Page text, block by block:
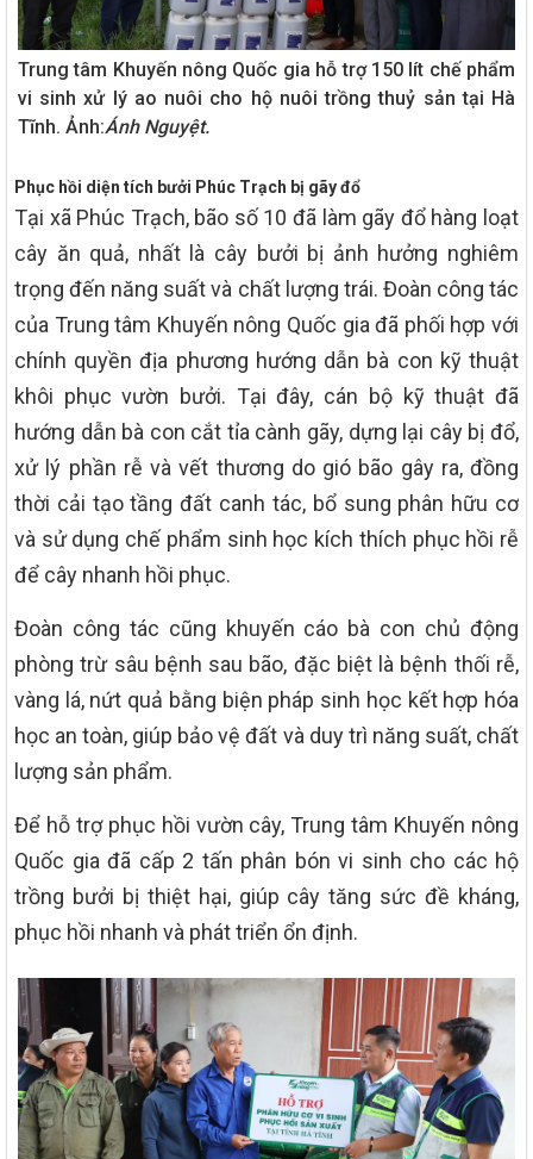
Trung tâm Khuyến nông Quốc gia hỗ trợ 150 lít chế phẩm
vi sinh xử lý ao nuôi cho hộ nuôi trồng thuỷ sản tại Hà
Tĩnh. Ảnh:Ánh Nguyệt.
Phục hồi diện tích bưởi Phúc Trạch bị gãy đổ
Tại xã Phúc Trạch, bão số 10 đã làm gãy đổ hàng loạt
cây ăn quả, nhất là cây bưởi bị ảnh hưởng nghiêm
trọng đến năng suất và chất lượng trái. Đoàn công tác
của Trung tâm Khuyến nông Quốc gia đã phối hợp với
chính quyền địa phương hướng dẫn bà con kỹ thuật
khôi phục vườn bưởi. Tại đây, cán bộ kỹ thuật đã
hướng dẫn bà con cắt tỉa cành gãy, dựng lại cây bị đổ,
xử lý phần rễ và vết thương do gió bão gây ra, đồng
thời cải tạo tầng đất canh tác, bổ sung phân hữu cơ
và sử dụng chế phẩm sinh học kích thích phục hồi rễ
để cây nhanh hồi phục.
Đoàn công tác cũng khuyến cáo bà con chủ động
phòng trừ sâu bệnh sau bão, đặc biệt là bệnh thối rễ,
vàng lá, nứt quả bằng biện pháp sinh học kết hợp hóa
học an toàn, giúp bảo vệ đất và duy trì năng suất, chất
lượng sản phẩm.
Để hỗ trợ phục hồi vườn cây, Trung tâm Khuyến nông
Quốc gia đã cấp 2 tấn phân bón vi sinh cho các hộ
trồng bưởi bị thiệt hại, giúp cây tăng sức đề kháng,
phục hồi nhanh và phát triển ổn định.